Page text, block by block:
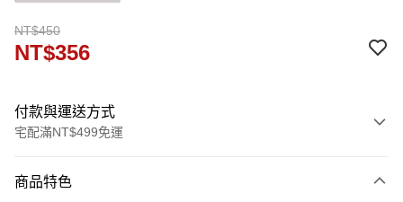
NT$450
NT$356
付款與運送方式
宅配滿NT$499免運
信用卡一次付款
商品特色